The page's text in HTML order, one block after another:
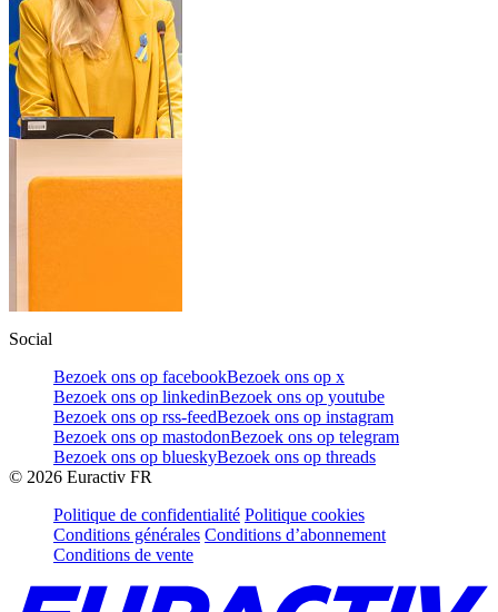
Social
Bezoek ons op facebookBezoek ons op x
Bezoek ons op linkedinBezoek ons op youtube
Bezoek ons op rss-feedBezoek ons op instagram
Bezoek ons op mastodonBezoek ons op telegram
Bezoek ons op blueskyBezoek ons op threads
© 2026 Euractiv FR
Politique de confidentialité Politique cookies
Conditions générales Conditions d’abonnement
Conditions de vente